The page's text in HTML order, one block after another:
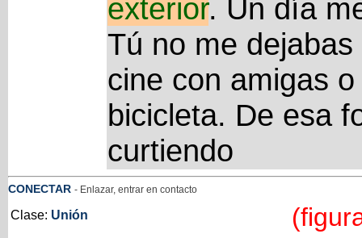
exterior. Un día
Tú no me
cine con amigas
bicicleta. De esa
curtiendo
CONECTAR - Enlazar, entrar en contacto
Clase: Unión